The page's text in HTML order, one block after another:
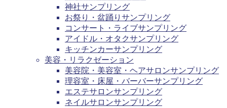
神社サンプリング
お祭り・盆踊りサンプリング
コンサート・ライブサンプリング
アイドル・オタクサンプリング
キッチンカーサンプリング
美容・リラクゼーション
美容院・美容室・ヘアサロンサンプリング
理容室・床屋・バーバーサンプリング
エステサロンサンプリング
ネイルサロンサンプリング